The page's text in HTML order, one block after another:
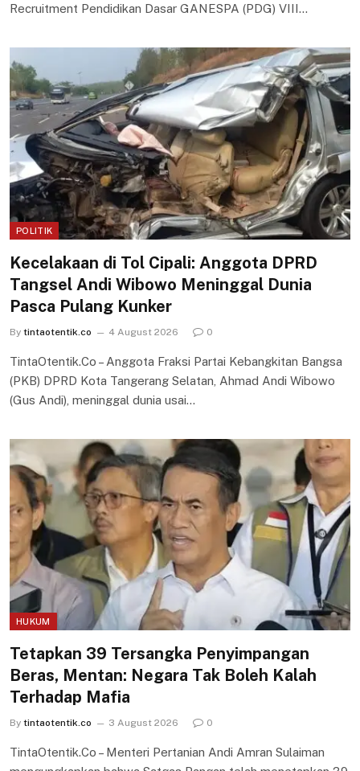
Recruitment Pendidikan Dasar GANESPA (PDG) VIII…
POLITIK
Kecelakaan di Tol Cipali: Anggota DPRD
Tangsel Andi Wibowo Meninggal Dunia
Pasca Pulang Kunker
By tintaotentik.co 4 August 2026 0
TintaOtentik.Co – Anggota Fraksi Partai Kebangkitan Bangsa
(PKB) DPRD Kota Tangerang Selatan, Ahmad Andi Wibowo
(Gus Andi), meninggal dunia usai…
HUKUM
Tetapkan 39 Tersangka Penyimpangan
Beras, Mentan: Negara Tak Boleh Kalah
Terhadap Mafia
By tintaotentik.co 3 August 2026 0
TintaOtentik.Co – Menteri Pertanian Andi Amran Sulaiman